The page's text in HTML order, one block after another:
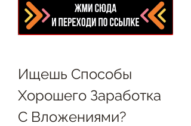
Ищешь Способы
Хорошего Заработка
С Вложениями?